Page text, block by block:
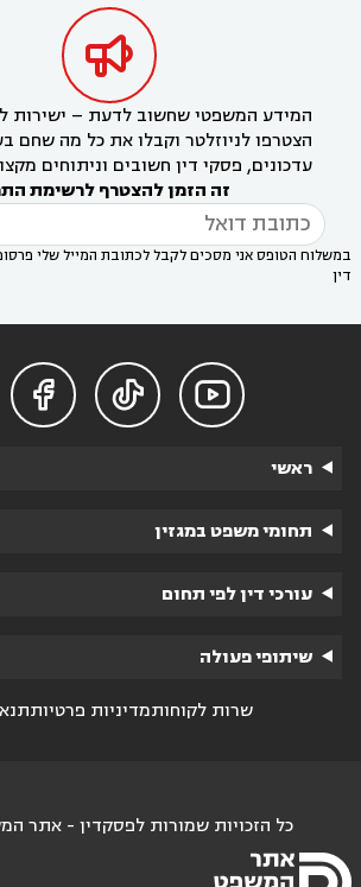

המידע המשפטי שחשוב לדעת – ישירות
הצטרפו לניוזלטר וקבלו את כל מה שחם
עדכונים, פסקי דין חשובים וניתוחים
זה הזמן להצטרף לרשימת
במשלוח הטופס אני מסכים לקבל לכתובת המייל שלי
דין



ראשי
תחומי משפט במגזין
עורכי דין לפי תחום
שיתופי פעולה
שרות לקוחותמדיניות פרטיות
כל הזכויות שמורות לפסקדין - אתר